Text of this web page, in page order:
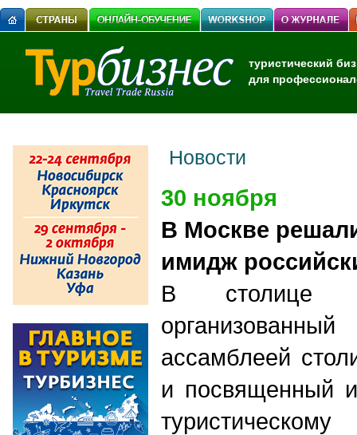
туристический
для
Новости
30 ноября
В Москве
имидж
В столице
ассамблеей
и посвященный